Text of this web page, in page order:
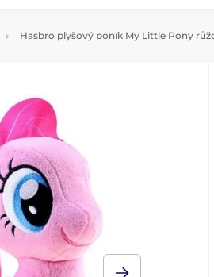
Hasbro plyšový poník My Little Pony